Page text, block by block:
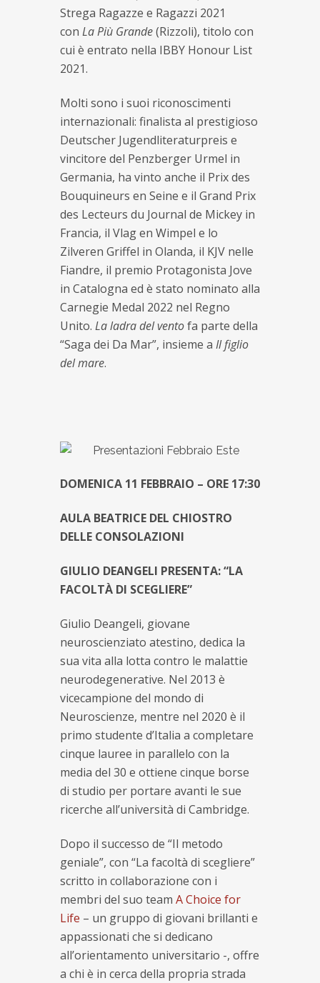
Strega Ragazze e Ragazzi 2021
con La Più Grande(Rizzoli), titolo con
cui è entrato nella IBBY Honour List
2021.
Molti sono i suoi riconoscimenti
internazionali: finalista al prestigioso
Deutscher Jugendliteraturpreis e
vincitore del Penzberger Urmel in
Germania, ha vinto anche il Prix des
Bouquineurs en Seine e il Grand Prix
des Lecteurs du Journal de Mickey in
Francia, il Vlag en Wimpel e lo
Zilveren Griffel in Olanda, il KJV nelle
Fiandre, il premio Protagonista Jove
in Catalogna ed è stato nominato alla
Carnegie Medal 2022 nel Regno
Unito. La ladra del ventofa parte della
“Saga dei Da Mar”, insieme a Il figlio
del mare.
DOMENICA 11 FEBBRAIO – ORE 17:30
AULA BEATRICE DEL CHIOSTRO
DELLE CONSOLAZIONI
GIULIO DEANGELI PRESENTA: “LA
FACOLTÀ DI SCEGLIERE”
Giulio Deangeli, giovane
neuroscienziato atestino, dedica la
sua vita alla lotta contro le malattie
neurodegenerative. Nel 2013 è
vicecampione del mondo di
Neuroscienze, mentre nel 2020 è il
primo studente d’Italia a completare
cinque lauree in parallelo con la
media del 30 e ottiene cinque borse
di studio per portare avanti le sue
ricerche all’università di Cambridge.
Dopo il successo de “Il metodo
geniale”, con “La facoltà di scegliere”
scritto in collaborazione con i
membri del suo team A Choice for
Life – un gruppo di giovani brillanti e
appassionati che si dedicano
all’orientamento universitario -, offre
a chi è in cerca della propria strada